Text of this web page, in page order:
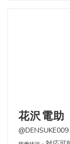
花沢電助
@DENSUKE009